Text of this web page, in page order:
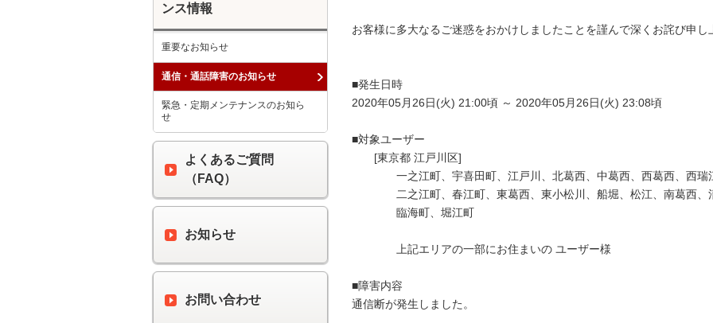
お客様に多大なるご迷惑をおかけしましたことを謹んで深くお詫び申し
■発生日時
2020年05月26日(火) 21:00頃 ～ 2020年05月26日(火) 23:08頃
■対象ユーザー
[東京都 江戸川区]
一之江町、宇喜田町、江戸川、北葛西、中葛西、西葛西、西瑞
二之江町、春江町、東葛西、東小松川、船堀、松江、南葛西、清
臨海町、堀江町
上記エリアの一部にお住まいの ユーザー様
■障害内容
通信断が発生しました。
ンス情報
重要なお知らせ
通信・通話障害のお知らせ
緊急・定期メンテナンスのお知ら
せ
よくあるご質問
（FAQ）
お知らせ
お問い合わせ